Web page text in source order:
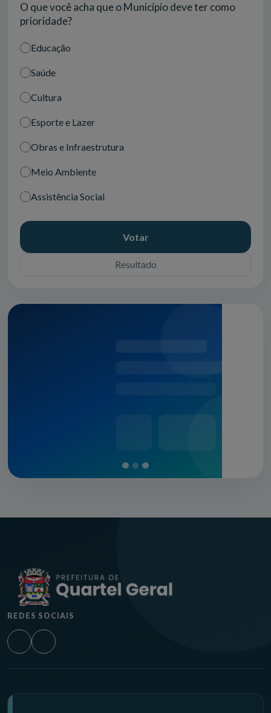
O que você acha que o Município deve ter como
prioridade?
Educação
Saúde
Cultura
Esporte e Lazer
Obras e Infraestrutura
Meio Ambiente
Assistência Social
Votar
Resultado
REDES SOCIAIS